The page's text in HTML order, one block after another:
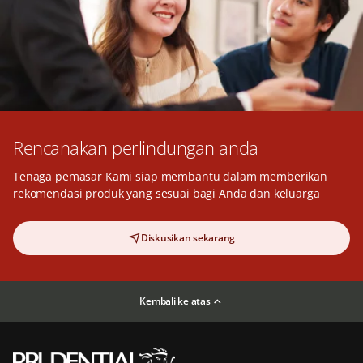
Rencanakan perlindungan anda
Tenaga pemasar Kami siap membantu dalam memberikan
rekomendasi produk yang sesuai bagi Anda dan keluarga
Diskusikan sekarang
Kembali ke atas